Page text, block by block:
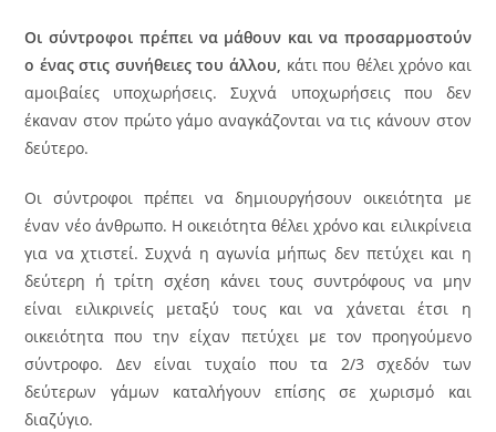
Οι σύντροφοι πρέπει να μάθουν και να προσαρμοστούν
ο ένας στις συνήθειες του άλλου, κάτι που θέλει χρόνο και
αμοιβαίες υποχωρήσεις. Συχνά υποχωρήσεις που δεν
έκαναν στον πρώτο γάμο αναγκάζονται να τις κάνουν στον
δεύτερο.
Οι σύντροφοι πρέπει να δημιουργήσουν οικειότητα με
έναν νέο άνθρωπο. Η οικειότητα θέλει χρόνο και ειλικρίνεια
για να χτιστεί. Συχνά η αγωνία μήπως δεν πετύχει και η
δεύτερη ή τρίτη σχέση κάνει τους συντρόφους να μην
είναι ειλικρινείς μεταξύ τους και να χάνεται έτσι η
οικειότητα που την είχαν πετύχει με τον προηγούμενο
σύντροφο. Δεν είναι τυχαίο που τα 2/3 σχεδόν των
δεύτερων γάμων καταλήγουν επίσης σε χωρισμό και
διαζύγιο.